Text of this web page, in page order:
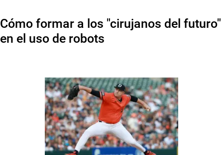
Cómo formar a los "cirujanos del futuro"
en el uso de robots